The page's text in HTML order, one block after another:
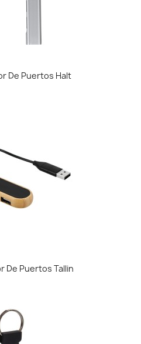
De Puertos Halt
De Puertos Tallin